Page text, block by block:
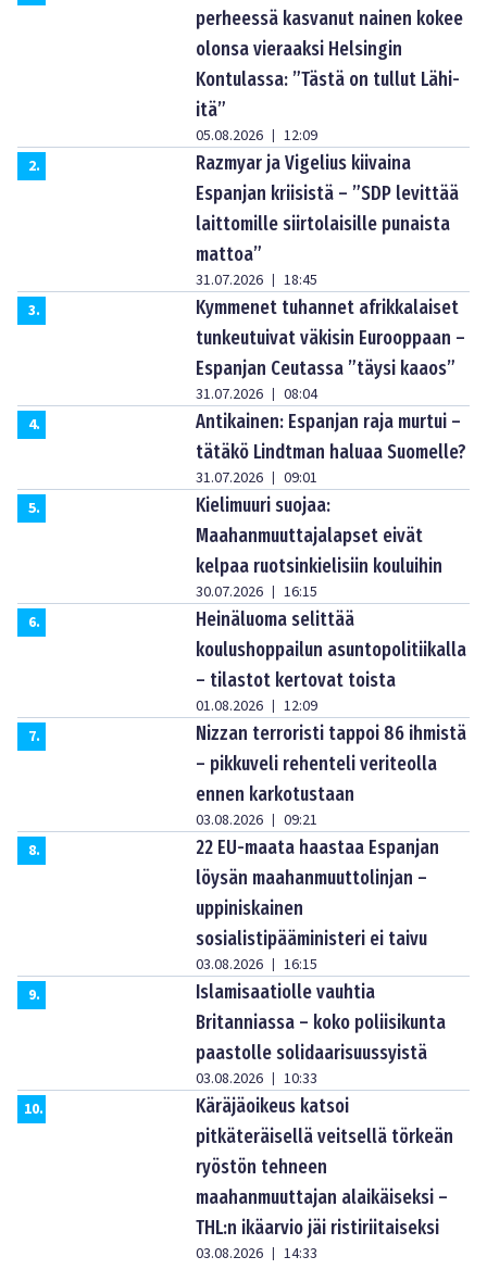
perheessä kasvanut nainen kokee
olonsa vieraaksi Helsingin
Kontulassa: ”Tästä on tullut Lähi-
itä”
05.08.2026 | 12:09
2.
Razmyar ja Vigelius kiivaina
Espanjan kriisistä – ”SDP levittää
laittomille siirtolaisille punaista
mattoa”
31.07.2026 | 18:45
3.
Kymmenet tuhannet afrikkalaiset
tunkeutuivat väkisin Eurooppaan –
Espanjan Ceutassa ”täysi kaaos”
31.07.2026 | 08:04
4.
Antikainen: Espanjan raja murtui –
tätäkö Lindtman haluaa Suomelle?
31.07.2026 | 09:01
5.
Kielimuuri suojaa:
Maahanmuuttajalapset eivät
kelpaa ruotsinkielisiin kouluihin
30.07.2026 | 16:15
6.
Heinäluoma selittää
koulushoppailun asuntopolitiikalla
– tilastot kertovat toista
01.08.2026 | 12:09
7.
Nizzan terroristi tappoi 86 ihmistä
– pikkuveli rehenteli veriteolla
ennen karkotustaan
03.08.2026 | 09:21
8.
22 EU-maata haastaa Espanjan
löysän maahanmuuttolinjan –
uppiniskainen
sosialistipääministeri ei taivu
03.08.2026 | 16:15
9.
Islamisaatiolle vauhtia
Britanniassa – koko poliisikunta
paastolle solidaarisuussyistä
03.08.2026 | 10:33
10.
Käräjäoikeus katsoi
pitkäteräisellä veitsellä törkeän
ryöstön tehneen
maahanmuuttajan alaikäiseksi –
THL:n ikäarvio jäi ristiriitaiseksi
03.08.2026 | 14:33